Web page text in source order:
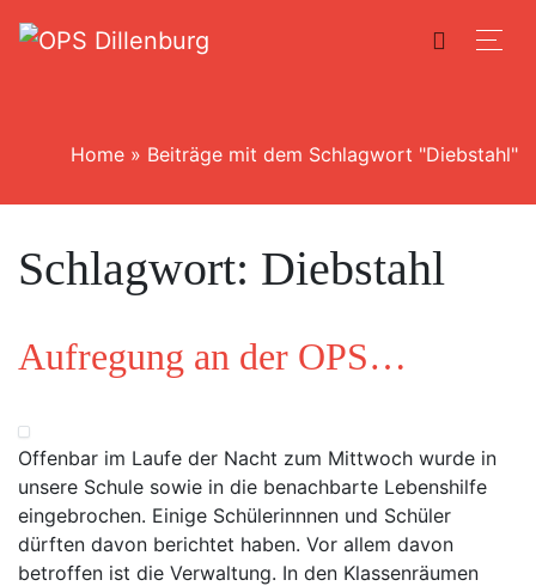
Home » Beiträge mit dem Schlagwort "Diebstahl"
Schlagwort: Diebstahl
Aufregung an der OPS…
Offenbar im Laufe der Nacht zum Mittwoch wurde in
unsere Schule sowie in die benachbarte Lebenshilfe
eingebrochen. Einige Schülerinnnen und Schüler
dürften davon berichtet haben. Vor allem davon
betroffen ist die Verwaltung. In den Klassenräumen